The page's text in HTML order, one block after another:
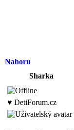
Nahoru
Sharka
♥ DetiForum.cz